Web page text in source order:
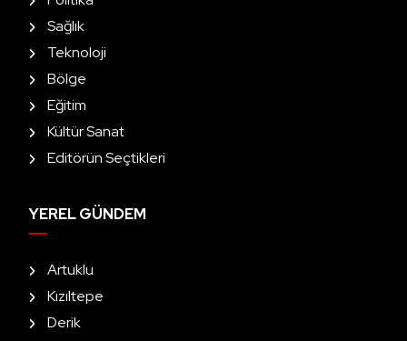
Sağlık
Teknoloji
Bölge
Eğitim
Kültür Sanat
Editörün Seçtikleri
YEREL GÜNDEM
Artuklu
Kızıltepe
Derik